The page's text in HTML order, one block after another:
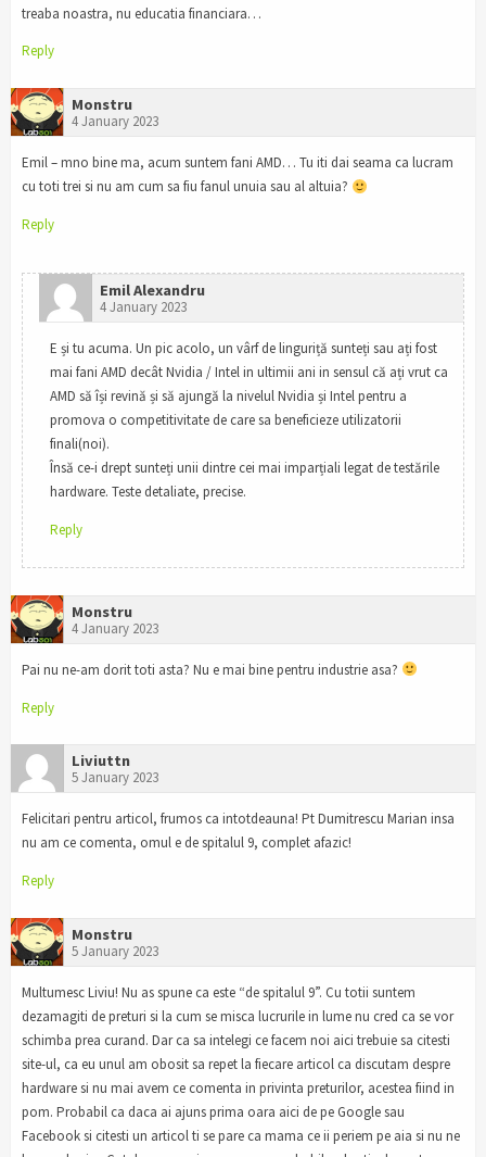
treaba noastra, nu educatia financiara…
Reply
Monstru
4 January 2023
Emil – mno bine ma, acum suntem fani AMD… Tu iti dai seama ca lucram
cu toti trei si nu am cum sa fiu fanul unuia sau al altuia?
Reply
Emil Alexandru
4 January 2023
E și tu acuma. Un pic acolo, un vârf de linguriță sunteți sau ați fost
mai fani AMD decât Nvidia / Intel in ultimii ani in sensul că ați vrut ca
AMD să își revină și să ajungă la nivelul Nvidia și Intel pentru a
promova o competitivitate de care sa beneficieze utilizatorii
finali(noi).
Însă ce-i drept sunteți unii dintre cei mai imparțiali legat de testările
hardware. Teste detaliate, precise.
Reply
Monstru
4 January 2023
Pai nu ne-am dorit toti asta? Nu e mai bine pentru industrie asa?
Reply
Liviuttn
5 January 2023
Felicitari pentru articol, frumos ca intotdeauna! Pt Dumitrescu Marian insa
nu am ce comenta, omul e de spitalul 9, complet afazic!
Reply
Monstru
5 January 2023
Multumesc Liviu! Nu as spune ca este “de spitalul 9”. Cu totii suntem
dezamagiti de preturi si la cum se misca lucrurile in lume nu cred ca se vor
schimba prea curand. Dar ca sa intelegi ce facem noi aici trebuie sa citesti
site-ul, ca eu unul am obosit sa repet la fiecare articol ca discutam despre
hardware si nu mai avem ce comenta in privinta preturilor, acestea fiind in
pom. Probabil ca daca ai ajuns prima oara aici de pe Google sau
Facebook si citesti un articol ti se pare ca mama ce ii periem pe aia si nu ne